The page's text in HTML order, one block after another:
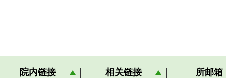
院内链接 相关链接 所邮箱